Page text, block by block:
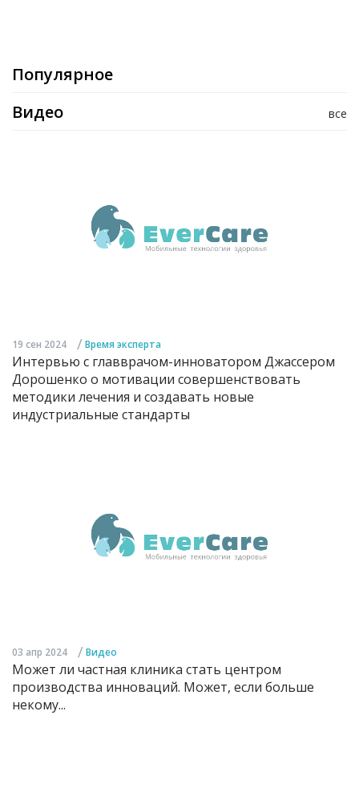
Популярное
все
Видео
19 сен 2024 / Время эксперта
Интервью с главврачом-инноватором Джассером
Дорошенко о мотивации совершенствовать
методики лечения и создавать новые
индустриальные стандарты
03 апр 2024 / Видео
Может ли частная клиника стать центром
производства инноваций. Может, если больше
некому...